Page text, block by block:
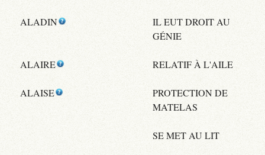
ALADIN
IL EUT DROIT AU
GÉNIE
ALAIRE RELATIF À L'AILE
ALAISE
PROTECTION DE
MATELAS
SE MET AU LIT